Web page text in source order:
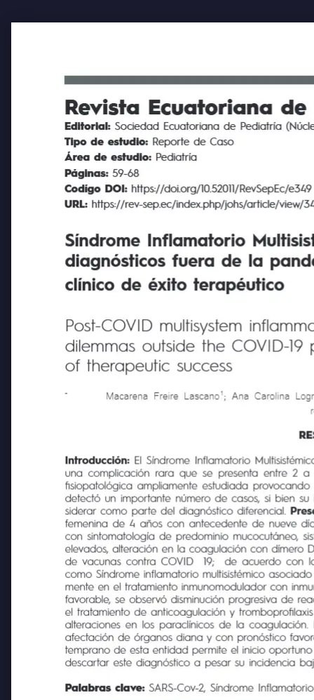
Síndrome Inflamatorio
diagnósticos fuera de la
clínico de éxito terapéutico
Post-COVID multisystem
dilemmas outside the COVID-19
of therapeutic success
Revista Ecuatoriana de
Editorial:
Sociedad Ecuatoriana de Pediatría
Tipo de estudio:
Reporte de Caso
Área de estudio:
Páginas:
59-68
Codígo DOI:
https://doi.org/10.52011/RevSepEc/
https://rev-sep.ec/index.php/johs/article/view/349
Introducción:
El Síndrome Inflamatorio
una complicación rara que se presenta entre 2 a 6
fisiopatológica ampliamente estudiada provocando
detectó un importante número de casos, si bien su
siderar como parte del diagnóstico diferencial.
femenina de 4 años con antecedente de nueve días
con sintomatología de predominio mucocutáneo,
elevados, alteración en la coagulación con dímero D
de vacunas contra COVID
19;
de acuerdo con
como Síndrome inflamatorio multisistémico asociado
mente en el tratamiento inmunomodulador con
favorable, se observó disminución progresiva de
el tratamiento de anticoagulación y tromboprofilaxis
alteraciones en los paraclínicos de la coagulación.
afectación de órganos diana y con pronóstico
temprano de esta entidad permite el inicio oportuno
descartar este diagnóstico a pesar su incidencia baja
Macarena Freire Lascano
1
; Ana Carolina